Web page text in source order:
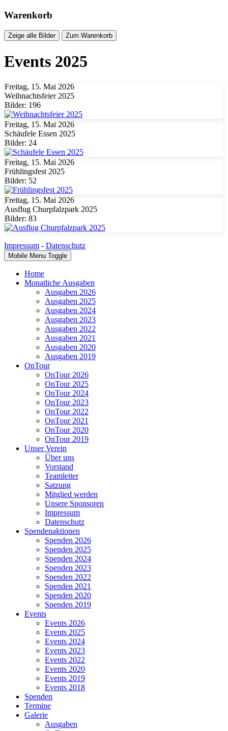
Warenkorb
Zeige alle Bilder Zum Warenkorb
Events 2025
Freitag, 15. Mai 2026
Weihnachtsfeier 2025
Bilder: 196
Freitag, 15. Mai 2026
Schäufele Essen 2025
Bilder: 24
Freitag, 15. Mai 2026
Frühlingsfest 2025
Bilder: 52
Freitag, 15. Mai 2026
Ausflug Churpfalzpark 2025
Bilder: 83
Impressum - Datenschutz
Mobile Menu Toggle
Home
Monatliche Ausgaben
Ausgaben 2026
Ausgaben 2025
Ausgaben 2024
Ausgaben 2023
Ausgaben 2022
Ausgaben 2021
Ausgaben 2020
Ausgaben 2019
OnTour
OnTour 2026
OnTour 2025
OnTour 2024
OnTour 2023
OnTour 2022
OnTour 2021
OnTour 2020
OnTour 2019
Unser Verein
Über uns
Vorstand
Teamleiter
Satzung
Mitglied werden
Unsere Sponsoren
Impressum
Datenschutz
Spendenaktionen
Spenden 2026
Spenden 2025
Spenden 2024
Spenden 2023
Spenden 2022
Spenden 2021
Spenden 2020
Spenden 2019
Events
Events 2026
Events 2025
Events 2024
Events 2023
Events 2022
Events 2020
Events 2019
Events 2018
Spenden
Termine
Galerie
Ausgaben